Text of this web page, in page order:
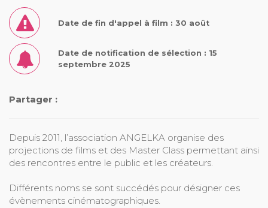
Date de fin d'appel à film : 30 août
Date de notification de sélection : 15
septembre 2025
Partager :
Depuis 2011, l’association ANGELKA organise des
projections de films et des Master Class permettant ainsi
des rencontres entre le public et les créateurs.
Différents noms se sont succédés pour désigner ces
évènements cinématographiques.